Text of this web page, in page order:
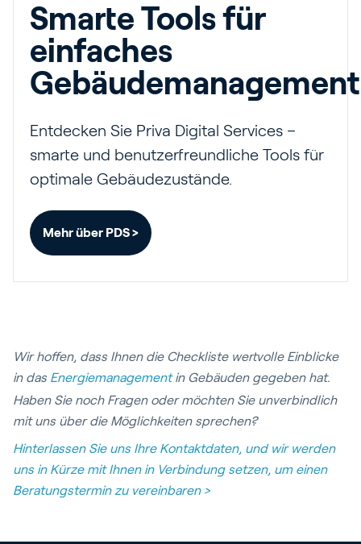
Smarte Tools für
einfaches
Gebäudemanagement
Entdecken Sie Priva Digital Services –
smarte und benutzerfreundliche Tools für
optimale Gebäudezustände.
Mehr über PDS >
Wir hoffen, dass Ihnen die Checkliste wertvolle Einblicke
in das Energiemanagementin Gebäuden gegeben hat.
Haben Sie noch Fragen oder möchten Sie unverbindlich
mit uns über die Möglichkeiten sprechen?
Hinterlassen Sie uns Ihre Kontaktdaten, und wir werden
uns in Kürze mit Ihnen in Verbindung setzen, um einen
Beratungstermin zu vereinbaren >